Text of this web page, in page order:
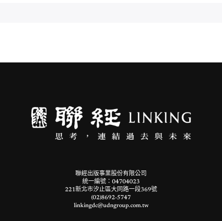
聯經出版事業股份有限公司
統一編號：04704023
221新北市汐止區大同路一段369號
(02)8692-5747
linkingdc@udngroup.com.tw